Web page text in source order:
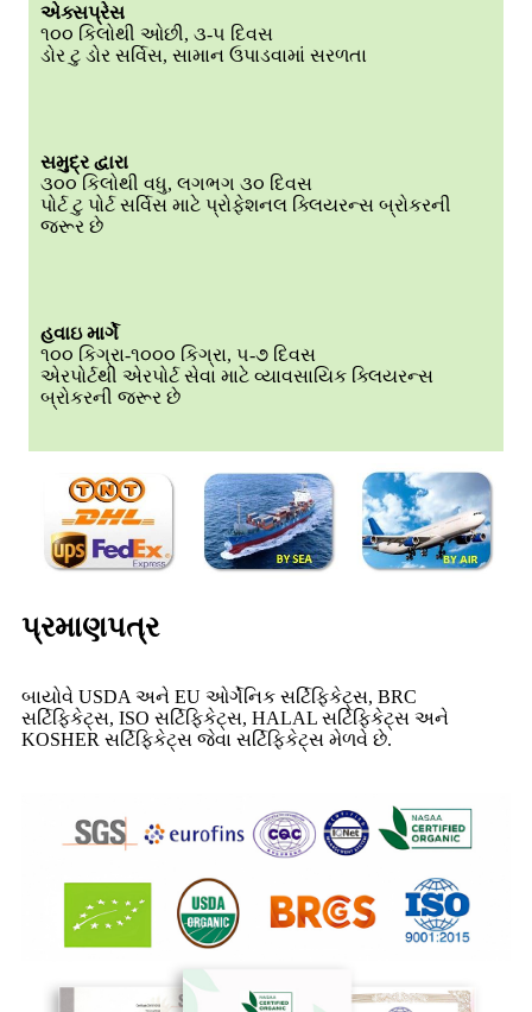
એક્સપ્રેસ
૧૦૦ કિલોથી ઓછી, ૩-૫ દિવસ
ડોર ટુ ડોર સર્વિસ, સામાન ઉપાડવામાં સરળતા
સમુદ્ર દ્વારા
૩૦૦ કિલોથી વધુ, લગભગ ૩૦ દિવસ
પોર્ટ ટુ પોર્ટ સર્વિસ માટે પ્રોફેશનલ ક્લિયરન્સ બ્રોકરની
જરૂર છે
હવાઇ માર્ગે
૧૦૦ કિગ્રા-૧૦૦૦ કિગ્રા, ૫-૭ દિવસ
એરપોર્ટથી એરપોર્ટ સેવા માટે વ્યાવસાયિક ક્લિયરન્સ
બ્રોકરની જરૂર છે
પ્રમાણપત્ર
બાયોવે USDA અને EU ઓર્ગેનિક સર્ટિફિકેટ્સ, BRC
સર્ટિફિકેટ્સ, ISO સર્ટિફિકેટ્સ, HALAL સર્ટિફિકેટ્સ અને
KOSHER સર્ટિફિકેટ્સ જેવા સર્ટિફિકેટ્સ મેળવે છે.